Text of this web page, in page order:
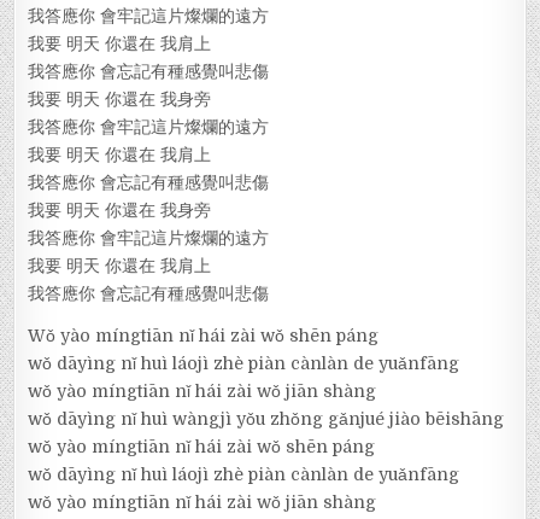
我答應你 會牢記這片燦爛的遠方
我要 明天 你還在 我肩上
我答應你 會忘記有種感覺叫悲傷
我要 明天 你還在 我身旁
我答應你 會牢記這片燦爛的遠方
我要 明天 你還在 我肩上
我答應你 會忘記有種感覺叫悲傷
我要 明天 你還在 我身旁
我答應你 會牢記這片燦爛的遠方
我要 明天 你還在 我肩上
我答應你 會忘記有種感覺叫悲傷
Wǒ yào míngtiān nǐ hái zài wǒ shēn páng
wǒ dāyìng nǐ huì láojì zhè piàn cànlàn de yuǎnfāng
wǒ yào míngtiān nǐ hái zài wǒ jiān shàng
wǒ dāyìng nǐ huì wàngjì yǒu zhǒng gǎnjué jiào bēishāng
wǒ yào míngtiān nǐ hái zài wǒ shēn páng
wǒ dāyìng nǐ huì láojì zhè piàn cànlàn de yuǎnfāng
wǒ yào míngtiān nǐ hái zài wǒ jiān shàng